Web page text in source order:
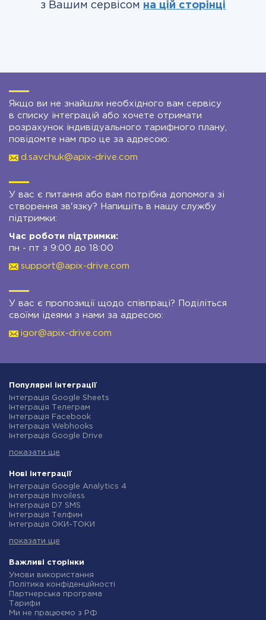
з Вашим сервісом на цій сторінці
Якщо ви не знайшли необхідного вам сервісу
в списку інтеграцій або хочете отримати
розрахунок індивідуального тарифного плану,
повідомте нам про це за адресою:
d.savchuk@apix-drive.com
У вас є питання або вам потрібна допомога зі
створення зв'язку? Напишіть в нашу службу
підтримки:
Час роботи підтримки:
пн - пт з 9:00 до 18:00
support@apix-drive.com
У вас є пропозиції щодо співпраці? Поділіться
своїми ідеями з нами за адресою:
igor@apix-drive.com
Популярні інтеграції
Інтеграція Google Sheets
Інтеграція Телеграм
Інтеграція Facebook
Інтеграція Webhooks
Інтеграція Google Drive
Інтеграція Gmail
Інтеграція Rozetka
Інтеграція OpenAI (ChatGPT)
Інтеграція Binotel
Інтеграція Prom
Інтеграція Приват24
Інтеграція OLX
Інтеграція SendPulse
Інтеграція Stream Telecom
Інтеграція Google Analytics
Інтеграція Creatio
Інтеграція Ringostat
Інтеграція Google Calendar
Інтеграція Airtable
показати ще
Нові інтеграції
Інтеграція Google Analytics 4
Інтеграція Invoiless
Інтеграція D7 SMS
Інтеграція Телфин
Інтеграція ОКИ-ТОКИ
Інтеграція Microsoft Dynamics 365
Інтеграція TxtSync
Інтеграція Wire2Air
Інтеграція Corezoid
Інтеграція Infobip
Інтеграція Instasent
Інтеграція AtomPark
показати ще
Важливі сторінки
Умови використання
Політика конфіденційності
Партнерська програма
Тарифи
Ми не працюємо з РФ